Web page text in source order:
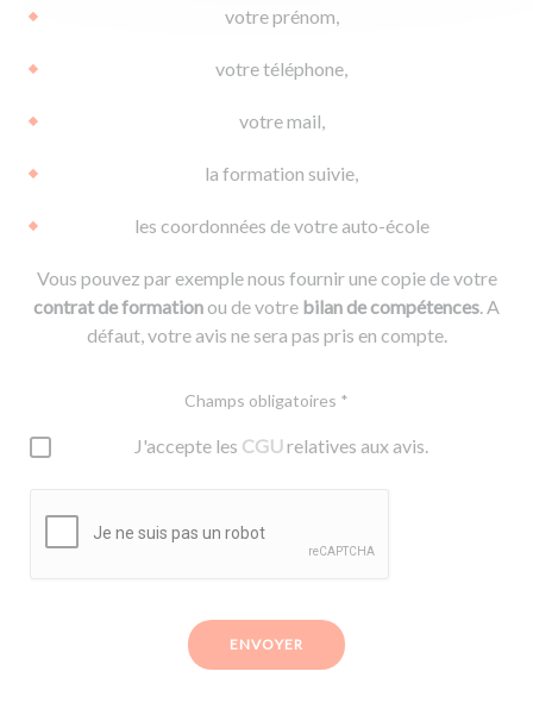
votre prénom,
votre téléphone,
votre mail,
la formation suivie,
les coordonnées de votre auto-école
Vous pouvez par exemple nous fournir une copie de votre
contrat de formationou de votre bilan de compétences. A
défaut, votre avis ne sera pas pris en compte.
Champs obligatoires *
J'accepte les CGUrelatives aux avis.
ENVOYER